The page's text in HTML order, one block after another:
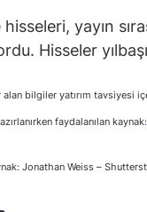
hisseleri, yayın
Hisseler
alan bilgiler yatırım tavsiyesi
faydalanılan kaynak:
Jonathan Weiss –